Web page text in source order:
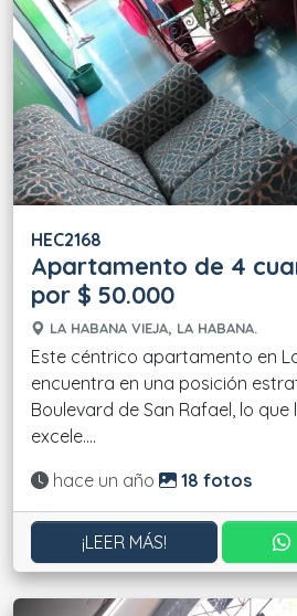
HEC2168
Apartamento de 4
por $ 50.000
LA HABANA VIEJA, LA HABANA.
Este céntrico apartamento en
encuentra en una posición
Boulevard de San Rafael, lo
excele....
Actualizado:
hace un año 18 fotos
¡LEER MÁS!